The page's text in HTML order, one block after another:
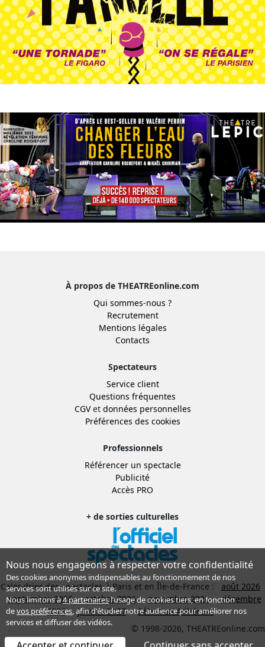
À propos de THEATREonline.com
Qui sommes-nous ?
Recrutement
Mentions légales
Contacts
Spectateurs
Service client
Questions fréquentes
CGVet données personnelles
Préférences des cookies
Professionnels
Référencer un spectacle
Publicité
Accès PRO
+ de sorties culturelles
Calendrier des spectacles à Paris et en Île-de-France :
août 2026
septembre 2026
octobre 2026 novembre 2026
décembre
2026
janvier 2027
Sélection Adhérent
© 1998-2026, THEATREonline.com
Nous nous engageons à respecter votre confidentialité
Des cookies anonymes indispensables au fonctionnement de nos
services sont utilisés sur ce site.
Nous limitons à4 partenairesl’usage de cookies tiers, en fonction
devos préférences, afin d'étudier notre audience pour améliorer nos
services et diffuser des vidéos.